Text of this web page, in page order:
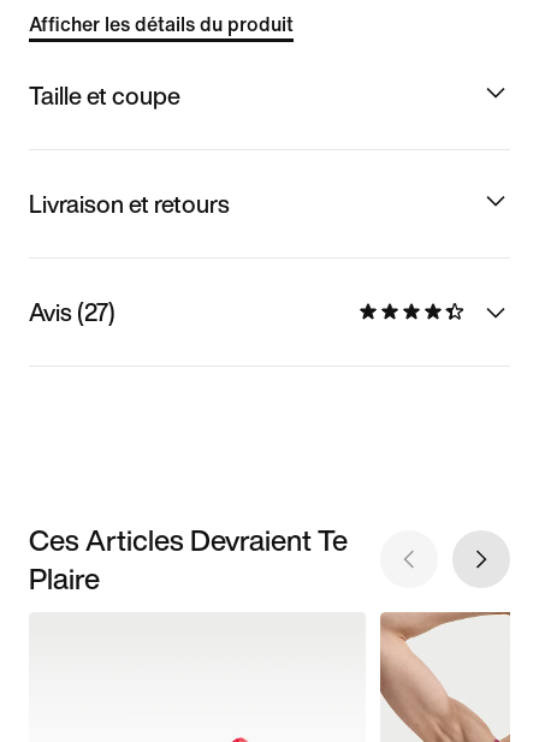
Afficher les détails du produit
Taille et coupe
Livraison et retours
Avis (27)
Ces Articles Devraient Te
Plaire